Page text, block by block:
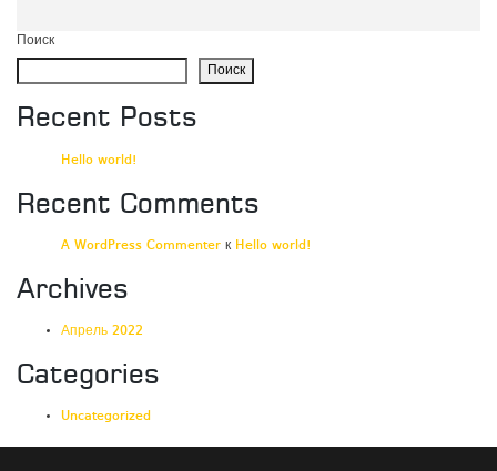
Поиск
Поиск
Recent Posts
Hello world!
Recent Comments
A WordPress Commenter к Hello world!
Archives
Апрель 2022
Categories
Uncategorized